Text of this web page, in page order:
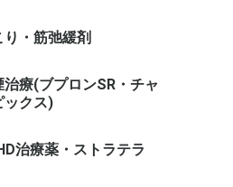
り・筋弛緩剤
治療(ブプロンSR・チャ
ックス)
治療薬・ストラテラ